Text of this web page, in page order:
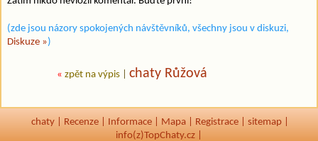
(zde jsou názory spokojených návštěvníků, všechny jsou v diskuzi,
Diskuze »)
« zpět na výpis chaty Růžová
chaty Recenze Informace Mapa Registrace sitemap
info(z)TopChaty.cz |